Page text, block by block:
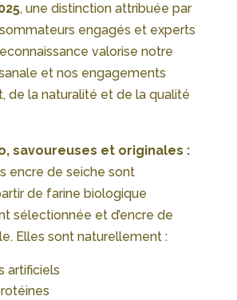
, une distinction attribuée par
engagés et experts
valorise notre
et nos engagements
de la naturalité et de la qualité
savoureuses et originales :
encre de seiche sont
de farine biologique
sélectionnée et d’encre de
Elles sont naturellement :
artificiels